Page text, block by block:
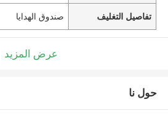
تفاصيل التغليف صندوق الهدايا
عرض المزيد
حول نا